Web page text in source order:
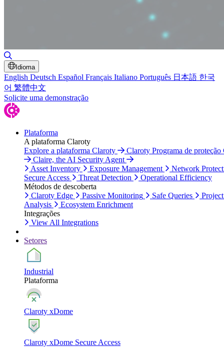
Idioma
English Deutsch Español Français Italiano Português 日本語 한국
어 繁體中文
Solicite uma demonstração
Plataforma
A plataforma Claroty
Explore a plataforma Claroty
Claroty Programa de proteção
Claire, the AI Security Agent
Asset Inventory
Exposure Management
Network
Secure Access
Threat Detection
Operational Efficiency
Métodos de descoberta
Claroty Edge
Passive Monitoring Safe Queries
Analysis
Ecosystem Enrichment
Integrações
View All Integrations
Setores
Industrial
Plataforma
Claroty xDome
Claroty xDome Secure Access